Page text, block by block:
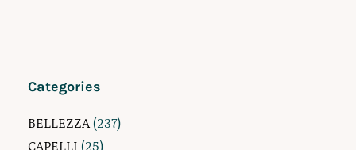
Categories
BELLEZZA(237)
CAPELLI (25)